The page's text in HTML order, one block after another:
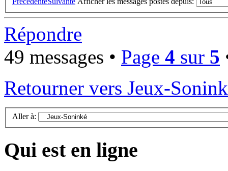
Répondre
49 messages • Page 4 sur 5
Retourner vers Jeux-
Aller à:
Qui est en ligne